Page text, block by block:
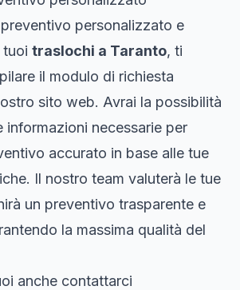
personalizzato e
traslochi a Taranto, ti
il modulo di richiesta
sito web. Avrai la possibilità
informazioni necessarie per
accurato in base alle tue
Il nostro team valuterà le tue
un preventivo trasparente e
la massima qualità del
anche contattarci